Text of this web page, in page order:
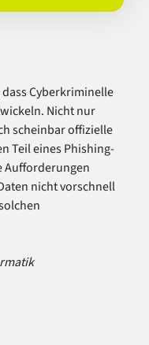
Cyberkriminelle
Nicht nur
scheinbar offizielle
Teil eines Phishing-
Aufforderungen
nicht vorschnell